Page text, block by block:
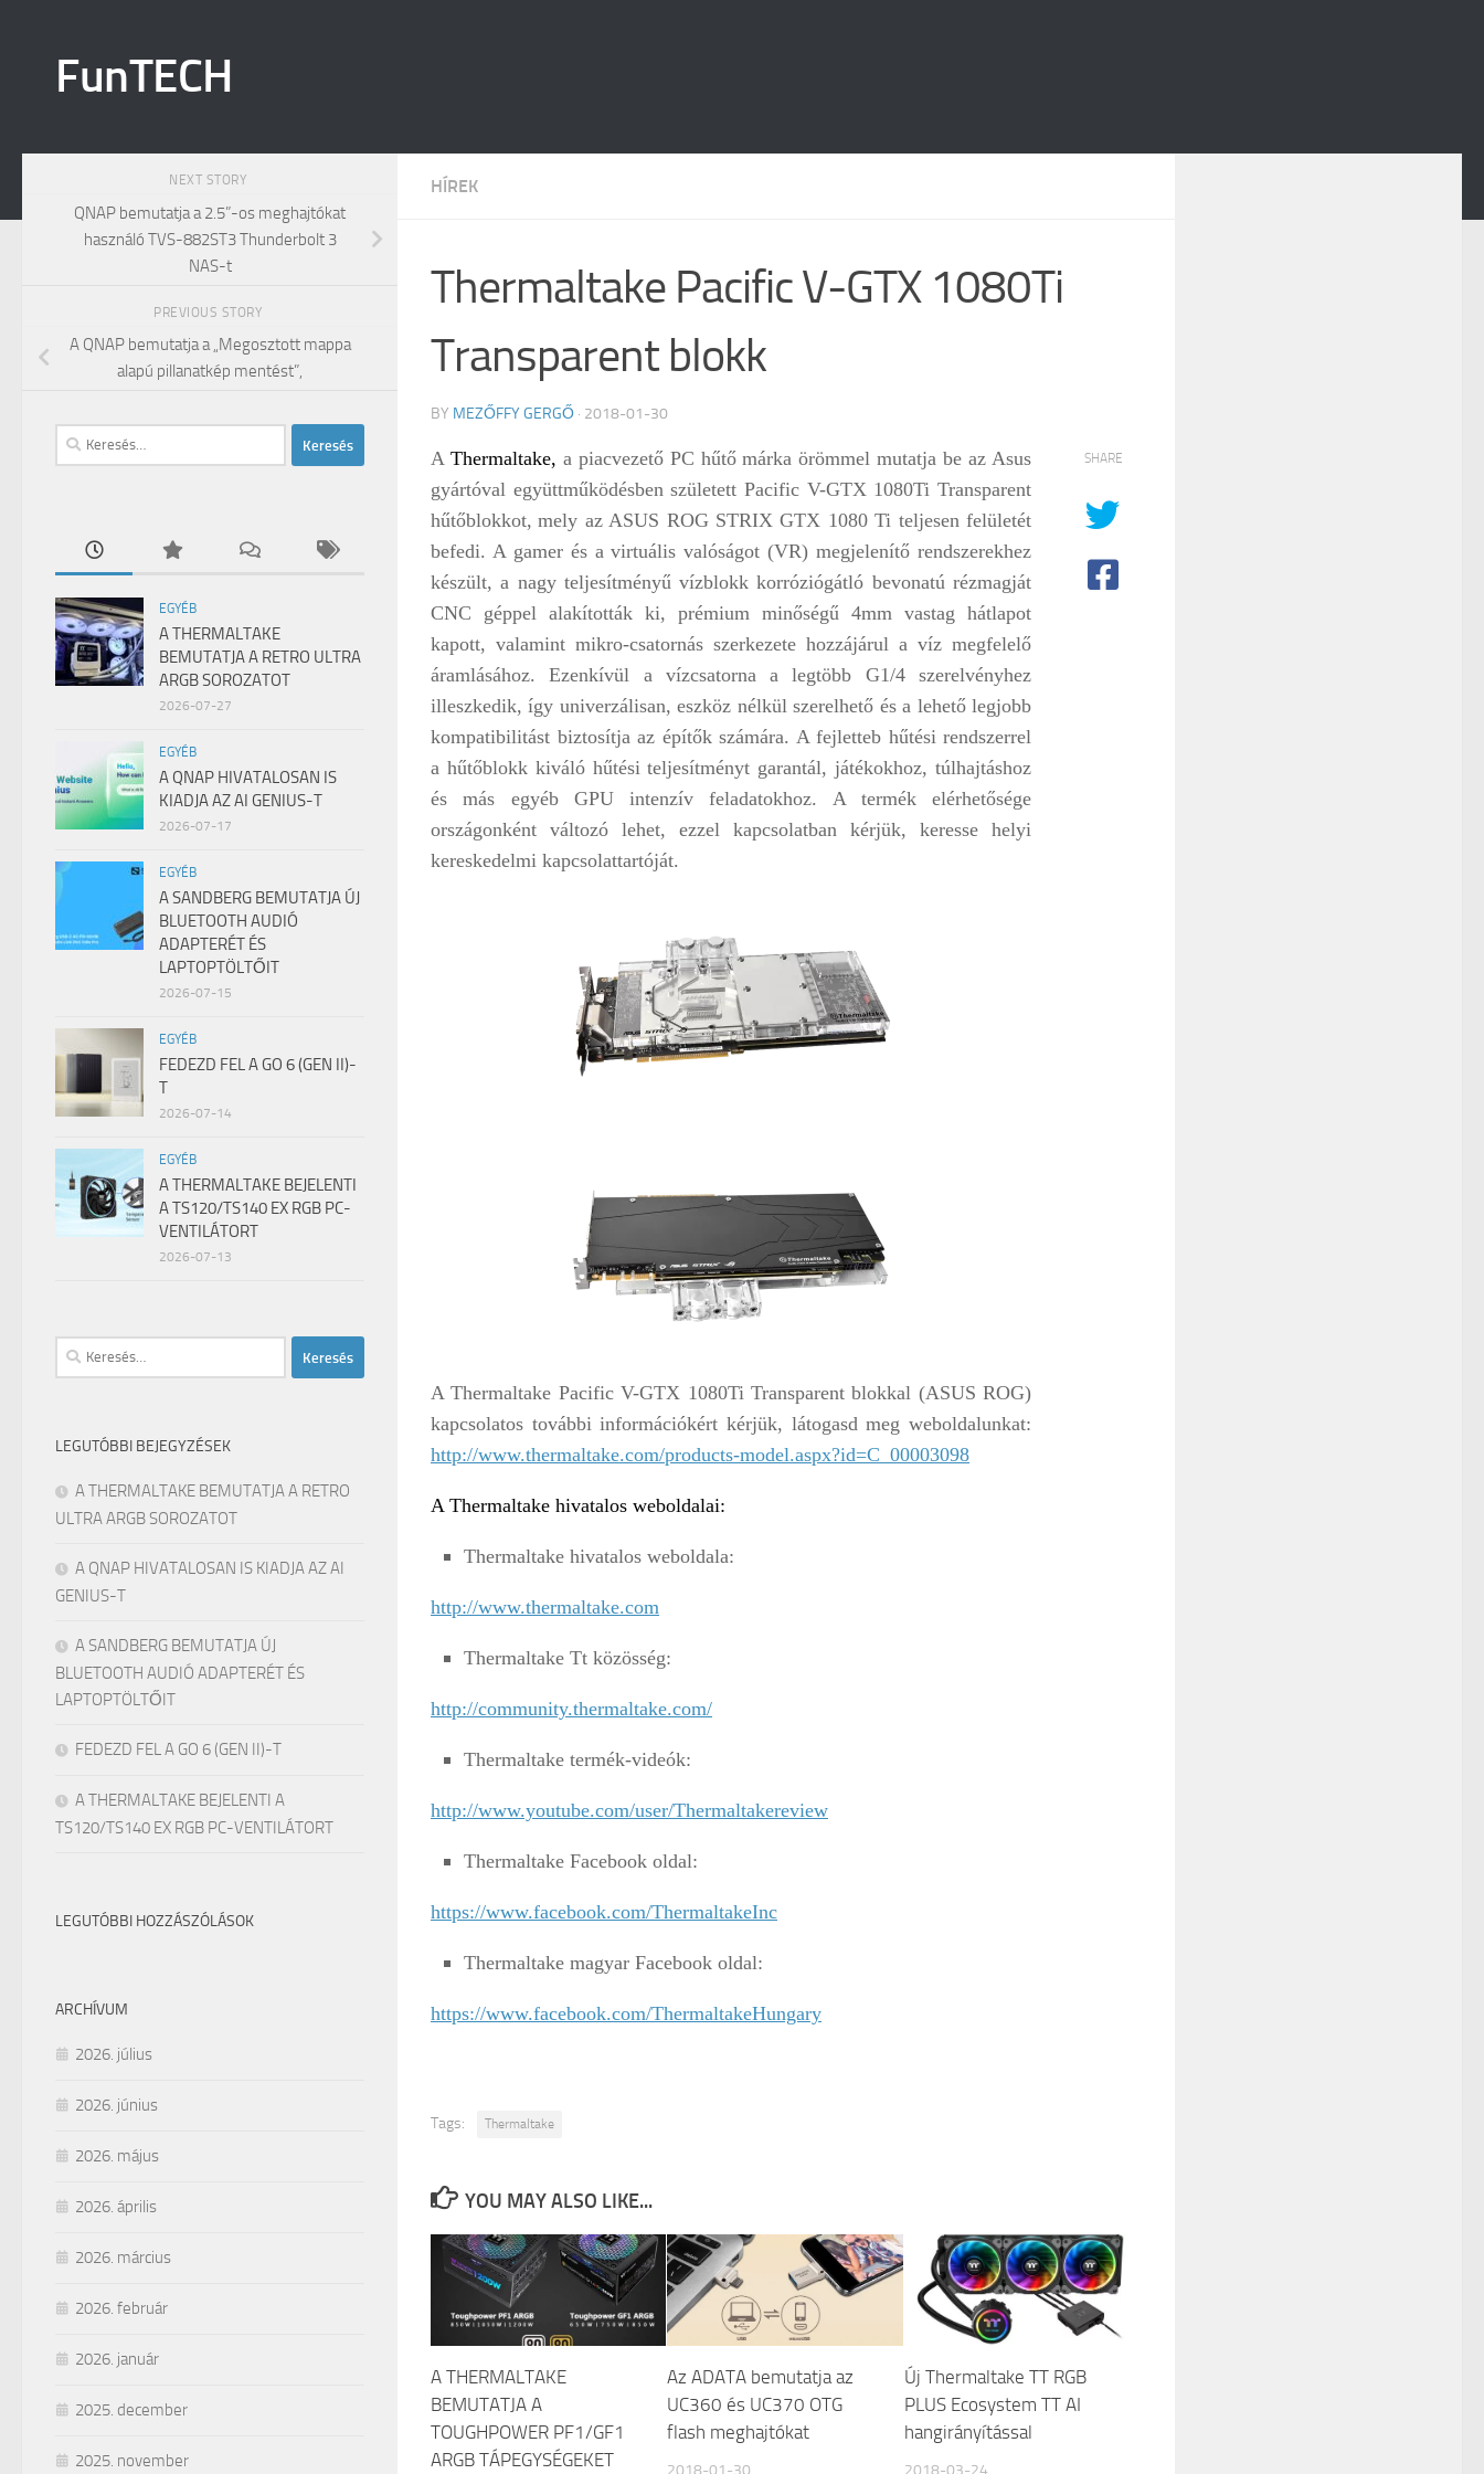
FunTECH
HÍREK
Thermaltake Pacific V-GTX 1080Ti
Transparent blokk
BY MEZŐFFY GERGŐ · 2018-01-30
A Thermaltake, a piacvezető PC hűtő márka örömmel mutatja be az Asus
gyártóval együttműködésben született Pacific V-GTX 1080Ti Transparent
hűtőblokkot, mely azASUS ROG STRIX GTX 1080 Ti teljesen felületét
befedi. A gamer és a virtuális valóságot (VR) megjelenítő rendszerekhez
készült, a nagy teljesítményű vízblokk korróziógátló bevonatú rézmagját
CNC géppel alakították ki, prémium minőségű 4mm vastag hátlapot
kapott, valamint mikro-csatornás szerkezete hozzájárul a víz megfelelő
áramlásához. Ezenkívül a vízcsatorna a legtöbb G1/4 szerelvényhez
illeszkedik, így univerzálisan, eszköz nélkül szerelhető és a lehető legjobb
kompatibilitást biztosítja az építők számára. A fejletteb hűtési rendszerrel
a hűtőblokk kiváló hűtési teljesítményt garantál, játékokhoz, túlhajtáshoz
és más egyéb GPU intenzív feladatokhoz. A termék elérhetősége
országonként változó lehet, ezzel kapcsolatban kérjük, keresse helyi
kereskedelmi kapcsolattartóját.
A Thermaltake Pacific V-GTX 1080Ti Transparentblokkal (ASUS ROG)
kapcsolatos további információkért kérjük, látogasd meg weboldalunkat:
http://www.thermaltake.com/products-model.aspx?id=C_00003098
A Thermaltake hivatalos weboldalai:
Thermaltake hivatalos weboldala:
http://www.thermaltake.com
Thermaltake Tt közösség:
http://community.thermaltake.com/
Thermaltake termék-videók:
http://www.youtube.com/user/Thermaltakereview
Thermaltake Facebook oldal:
https://www.facebook.com/ThermaltakeInc
Thermaltake magyar Facebook oldal:
https://www.facebook.com/ThermaltakeHungary
SHARE
Tags: Thermaltake
YOU MAY ALSO LIKE...
A THERMALTAKE
BEMUTATJA A
TOUGHPOWER PF1/GF1
ARGB TÁPEGYSÉGEKET
Az ADATA bemutatja az
UC360 és UC370 OTG
flash meghajtókat
2018-01-30
Új Thermaltake TT RGB
PLUS Ecosystem TT AI
hangirányítással
2018-03-24
NEXT STORY
QNAP bemutatja a 2.5”-os meghajtókat
használó TVS-882ST3 Thunderbolt 3
NAS-t
PREVIOUS STORY
A QNAP bemutatja a „Megosztott mappa
alapú pillanatkép mentést”,
Keresés:
EGYÉB
A THERMALTAKE
BEMUTATJA A RETRO ULTRA
ARGB SOROZATOT
2026-07-27
EGYÉB
A QNAP HIVATALOSAN IS
KIADJA AZ AI GENIUS-T
2026-07-17
EGYÉB
A SANDBERG BEMUTATJA ÚJ
BLUETOOTH AUDIÓ
ADAPTERÉT ÉS
LAPTOPTÖLTŐIT
2026-07-15
EGYÉB
FEDEZD FEL A GO 6 (GEN II)-
T
2026-07-14
EGYÉB
A THERMALTAKE BEJELENTI
A TS120/TS140 EX RGB PC-
VENTILÁTORT
2026-07-13
Keresés:
LEGUTÓBBI BEJEGYZÉSEK
A THERMALTAKE BEMUTATJA A RETRO
ULTRA ARGB SOROZATOT
A QNAP HIVATALOSAN IS KIADJA AZ AI
GENIUS-T
A SANDBERG BEMUTATJA ÚJ
BLUETOOTH AUDIÓ ADAPTERÉT ÉS
LAPTOPTÖLTŐIT
FEDEZD FEL A GO 6 (GEN II)-T
A THERMALTAKE BEJELENTI A
TS120/TS140 EX RGB PC-VENTILÁTORT
LEGUTÓBBI HOZZÁSZÓLÁSOK
ARCHÍVUM
2026. július
2026. június
2026. május
2026. április
2026. március
2026. február
2026. január
2025. december
2025. november